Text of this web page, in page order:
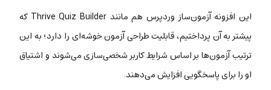
این افزونه
آزمون‌ساز وردپرس هم مانند Thrive Quiz Builder که
پیشتر به آن پرداختیم، قابلیت طراحی آزمون خوشه‌ای را دارد؛ به این
ترتیب آزمون‌ها بر اساس شرایط کاربر شخصی‌سازی می‌شوند و اشتیاق
او را برای پاسخگویی افزایش می‌دهند.